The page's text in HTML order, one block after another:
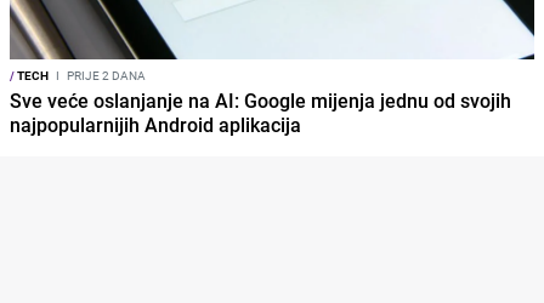
/TECH I PRIJE 2 DANA
Sve veće oslanjanje na AI: Google mijenja jednu od svojih
najpopularnijih Android aplikacija